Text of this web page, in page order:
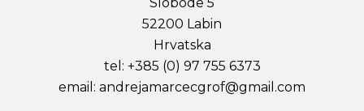
52200 Labin
Hrvatska
tel: +385 (0) 97 755 6373
email: andrejamarcecgrof@gmail.com